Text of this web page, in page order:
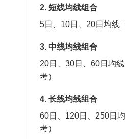
2. 短线均线组合
5日、10日、20日均线
3. 中线均线组合
20日、30日、60日均
考）
4. 长线均线组合
60日、120日、250日
考）